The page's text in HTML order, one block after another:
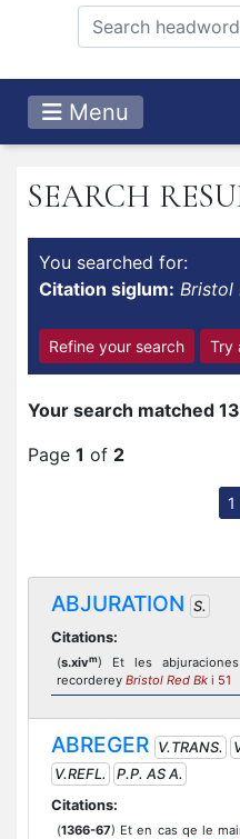
Menu
SEARCH
You searched for:
Citation siglum: Bristol
Refine your search Try
Your search matched
Page 1 of 2
1
ABJURATION S.
Citations:
(s.xivm) Et les
recorderey Bristol Red Bk i 51
ABREGER V.TRANS.
V.REFL.
P.P. AS A.
Citations:
(1366-67) Et en cas qe le